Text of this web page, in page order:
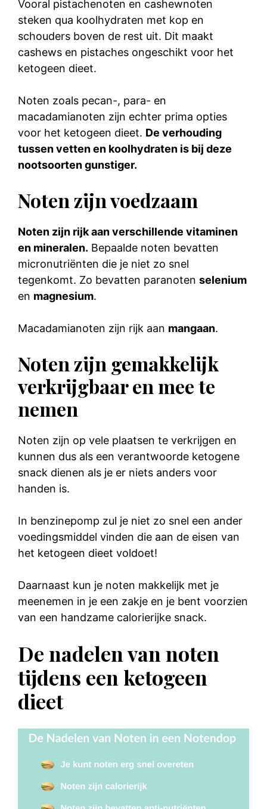
Vooral pistachenoten en cashewnoten
steken qua koolhydraten met kop en
schouders boven de rest uit. Dit maakt
cashews en pistaches ongeschikt voor het
ketogeen dieet.
Noten zoals pecan-, para- en
macadamianoten zijn echter prima opties
voor het ketogeen dieet. De verhouding
tussen vetten en koolhydraten is bij deze
nootsoorten gunstiger.
Noten zijn voedzaam
Noten zijn rijk aan verschillende vitaminen
en mineralen. Bepaalde noten bevatten
micronutriënten die je niet zo snel
tegenkomt. Zo bevatten paranoten selenium
en magnesium.
Macadamianoten zijn rijk aan mangaan.
Noten zijn gemakkelijk
verkrijgbaar en mee te
nemen
Noten zijn op vele plaatsen te verkrijgen en
kunnen dus als een verantwoorde ketogene
snack dienen als je er niets anders voor
handen is.
In benzinepomp zul je niet zo snel een ander
voedingsmiddel vinden die aan de eisen van
het ketogeen dieet voldoet!
Daarnaast kun je noten makkelijk met je
meenemen in je een zakje en je bent voorzien
van een handzame calorierijke snack.
De nadelen van noten
tijdens een ketogeen
dieet